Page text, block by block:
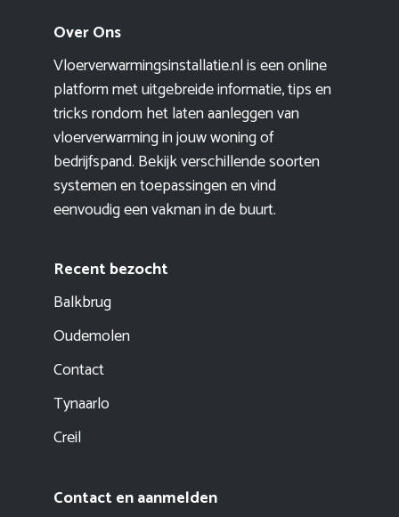
Over Ons
Vloerverwarmingsinstallatie.nl is een online
platform met uitgebreide informatie, tips en
tricks rondom het laten aanleggen van
vloerverwarming in jouw woning of
bedrijfspand. Bekijk verschillende soorten
systemen en toepassingen en vind
eenvoudig een vakman in de buurt.
Recent bezocht
Balkbrug
Oudemolen
Contact
Tynaarlo
Creil
Contact en aanmelden